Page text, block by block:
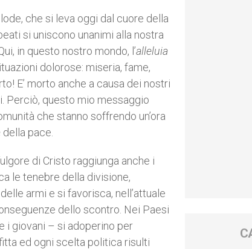
che si leva oggi dal cuore della
si uniscono unanimi alla nostra
in questo nostro mondo, l’alleluia
dolorose: miseria, fame,
E’ morto anche a causa dei nostri
Perciò, questo mio messaggio
che stanno soffrendo un’ora
pace.
di Cristo raggiunga anche i
le tenebre della divisione,
armi e si favorisca, nell’attuale
dello scontro. Nei Paesi
i giovani – si adoperino per
ed ogni scelta politica risulti